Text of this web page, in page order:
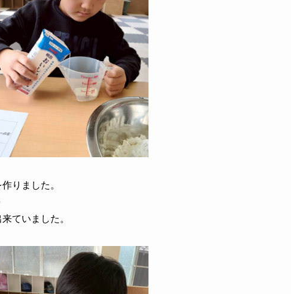
りました。
ていました。